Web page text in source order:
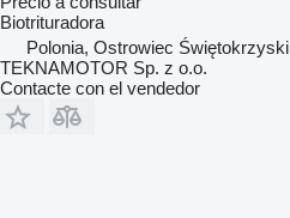
Biotrituradora
Polonia, Ostrowiec Świętokrzyski
TEKNAMOTOR Sp. z o.o.
Contacte con el vendedor